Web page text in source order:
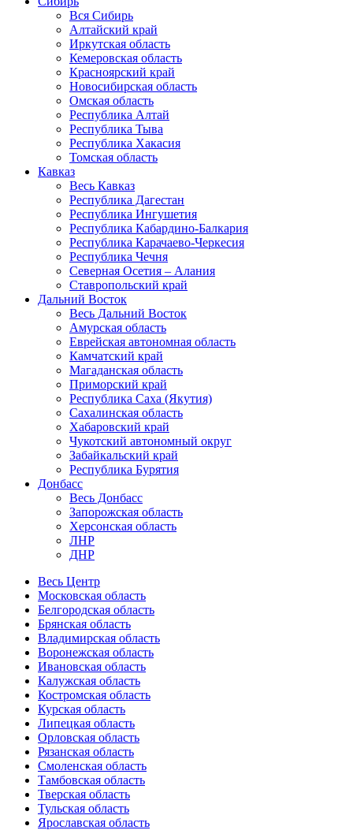
Вся Сибирь
Алтайский край
Иркутская область
Кемеровская область
Красноярский край
Новосибирская область
Омская область
Республика Алтай
Республика Тыва
Республика Хакасия
Томская область
Кавказ
Весь Кавказ
Республика Дагестан
Республика Ингушетия
Республика Кабардино-Балкария
Республика Карачаево-Черкесия
Республика Чечня
Северная Осетия – Алания
Ставропольский край
Дальний Восток
Весь Дальний Восток
Амурская область
Еврейская автономная область
Камчатский край
Магаданская область
Приморский край
Республика Саха (Якутия)
Сахалинская область
Хабаровский край
Чукотский автономный округ
Забайкальский край
Республика Бурятия
Донбасс
Весь Донбасс
Запорожская область
Херсонская область
ЛНР
ДНР
Весь Центр
Московская область
Белгородская область
Брянская область
Владимирская область
Воронежская область
Ивановская область
Калужская область
Костромская область
Курская область
Липецкая область
Орловская область
Рязанская область
Смоленская область
Тамбовская область
Тверская область
Тульская область
Ярославская область